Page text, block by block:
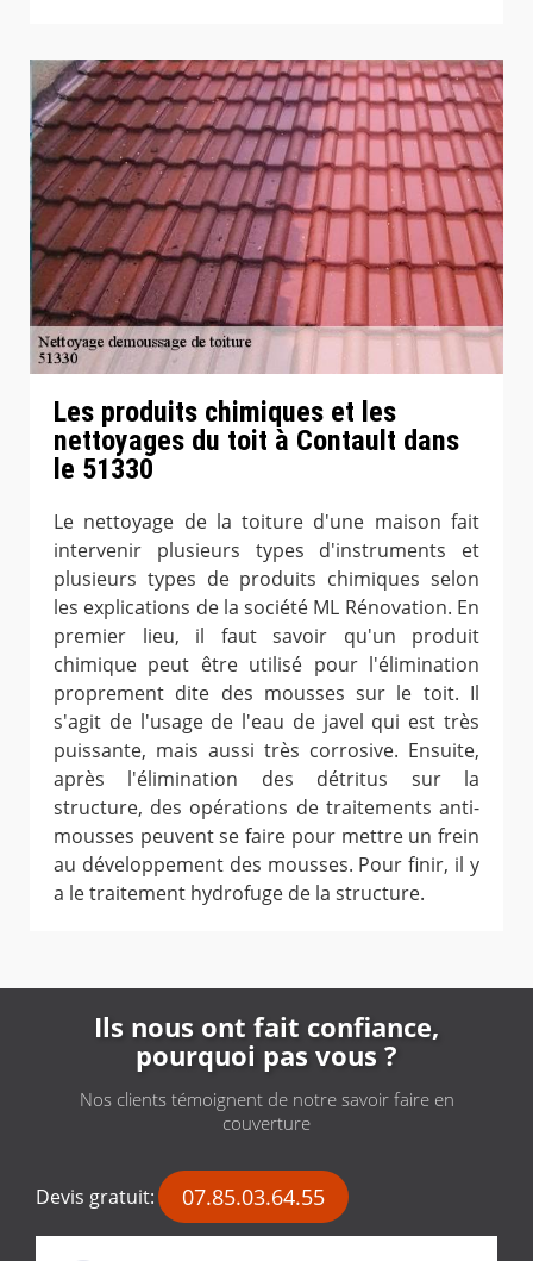
Les produits chimiques et les
nettoyages du toit à Contault dans
le 51330
Le nettoyage de la toiture d'une maison fait
intervenir plusieurs types d'instruments et
plusieurs types de produits chimiques selon
les explications de la société ML Rénovation. En
premier lieu, il faut savoir qu'un produit
chimique peut être utilisé pour l'élimination
proprement dite des mousses sur le toit. Il
s'agit de l'usage de l'eau de javel qui est très
puissante, mais aussi très corrosive. Ensuite,
après l'élimination des détritus sur la
structure, des opérations de traitements anti-
mousses peuvent se faire pour mettre un frein
au développement des mousses. Pour finir, il y
a le traitement hydrofuge de la structure.
Ils nous ont fait confiance,
pourquoi pas vous ?
Nos clients témoignent de notre savoir faire en
couverture
Devis gratuit: 07.85.03.64.55